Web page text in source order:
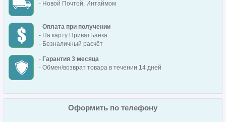
- Новой Почтой, Интаймом
- Оплата при получении
- На карту ПриватБанка
- Безналичный расчёт
- Гарантия 3 месяца
- Обмен/возврат товара в течении 14 дней
Оформить по телефону